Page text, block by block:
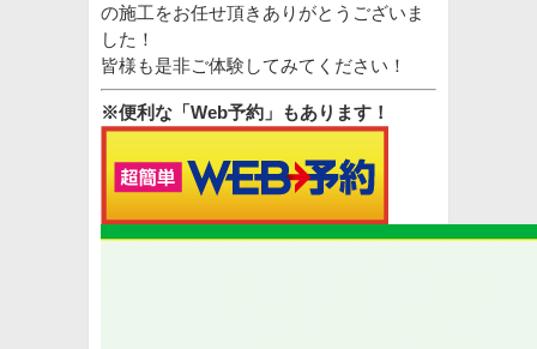
の施工をお任せ頂きありがとうございま
した！
皆様も是非ご体験してみてください！
※便利な「Web予約」もあります！